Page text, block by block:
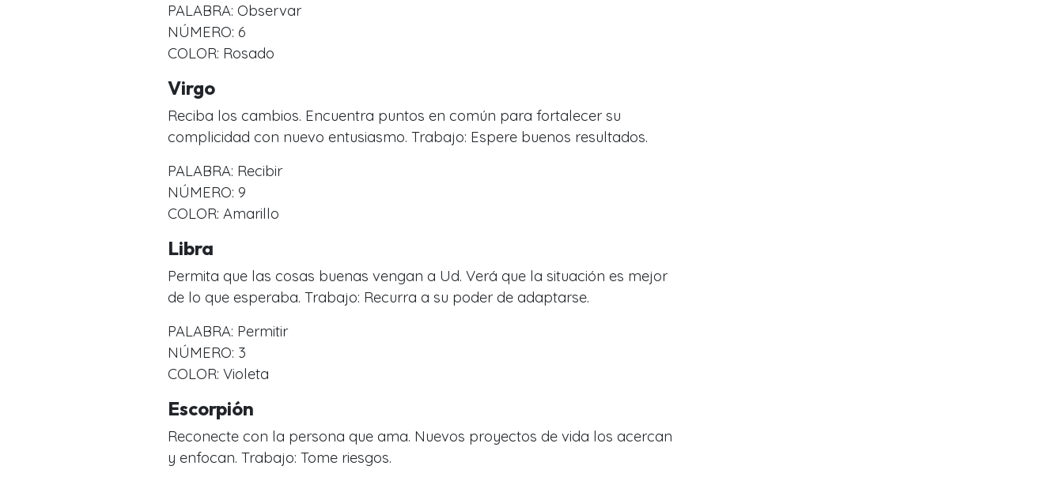
PALABRA: Observar
NÚMERO: 6
COLOR: Rosado
Virgo
Reciba los cambios. Encuentra puntos en común para fortalecer su
complicidad con nuevo entusiasmo. Trabajo: Espere buenos resultados.
PALABRA: Recibir
NÚMERO: 9
COLOR: Amarillo
Libra
Permita que las cosas buenas vengan a Ud. Verá que la situación es mejor
de lo que esperaba. Trabajo: Recurra a su poder de adaptarse.
PALABRA: Permitir
NÚMERO: 3
COLOR: Violeta
Escorpión
Reconecte con la persona que ama. Nuevos proyectos de vida los acercan
y enfocan. Trabajo: Tome riesgos.